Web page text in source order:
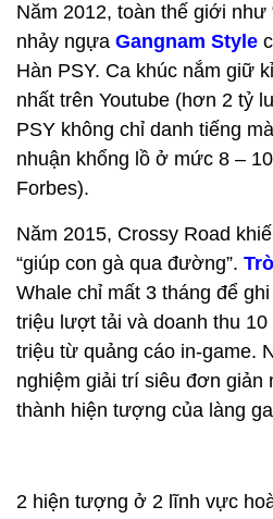
Năm 2012, toàn thế giới như
nhảy ngựa Gangnam Style
Hàn PSY. Ca khúc nắm giữ
nhất trên Youtube (hơn 2 tỷ
PSY không chỉ danh tiếng
nhuận khổng lồ ở mức 8 –
Forbes).
Năm 2015, Crossy Road
“giúp con gà qua đường”.
Whale chỉ mất 3 tháng để
triệu lượt tải và doanh thu
triệu từ quảng cáo in-game.
nghiệm giải trí siêu đơn giản
thành hiện tượng của làng
2 hiện tượng ở 2 lĩnh vực